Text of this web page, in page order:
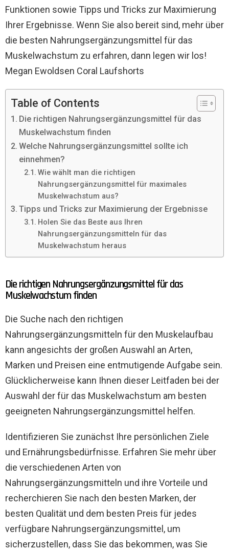
Funktionen sowie Tipps und Tricks zur Maximierung
Ihrer Ergebnisse. Wenn Sie also bereit sind, mehr über
die besten Nahrungsergänzungsmittel für das
Muskelwachstum zu erfahren, dann legen wir los!
Megan Ewoldsen Coral Laufshorts
Table of Contents
Die richtigen Nahrungsergänzungsmittel für das
Muskelwachstum finden
Welche Nahrungsergänzungsmittel sollte ich
einnehmen?
Wie wählt man die richtigen
Nahrungsergänzungsmittel für maximales
Muskelwachstum aus?
Tipps und Tricks zur Maximierung der Ergebnisse
Holen Sie das Beste aus Ihren
Nahrungsergänzungsmitteln für das
Muskelwachstum heraus
Die richtigen Nahrungsergänzungsmittel für das
Muskelwachstum finden
Die Suche nach den richtigen
Nahrungsergänzungsmitteln für den Muskelaufbau
kann angesichts der großen Auswahl an Arten,
Marken und Preisen eine entmutigende Aufgabe sein.
Glücklicherweise kann Ihnen dieser Leitfaden bei der
Auswahl der für das Muskelwachstum am besten
geeigneten Nahrungsergänzungsmittel helfen.
Identifizieren Sie zunächst Ihre persönlichen Ziele
und Ernährungsbedürfnisse. Erfahren Sie mehr über
die verschiedenen Arten von
Nahrungsergänzungsmitteln und ihre Vorteile und
recherchieren Sie nach den besten Marken, der
besten Qualität und dem besten Preis für jedes
verfügbare Nahrungsergänzungsmittel, um
sicherzustellen, dass Sie das bekommen, was Sie